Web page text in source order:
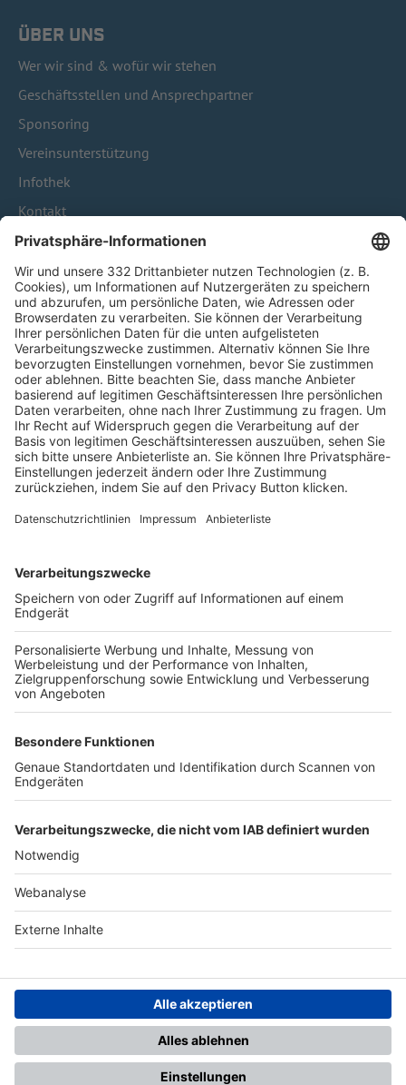
ÜBER UNS
Wer wir sind & wofür wir stehen
Geschäftsstellen und Ansprechpartner
Sponsoring
Vereinsunterstützung
Infothek
Kontakt
HÄUFIG BESUCHTE SEITEN
Pässe und Vereinswechsel
Trainerausbildung
Schulungsangebot Vereinsmitarbeiter
BFV-Geschäftsstellen
Trainerbörse
Login SpielPlus
FOLGE DEM BFV
TOP-VEREINE
TOP-PARTNER
Nutzungsbedingungen Datenschutz Impressum